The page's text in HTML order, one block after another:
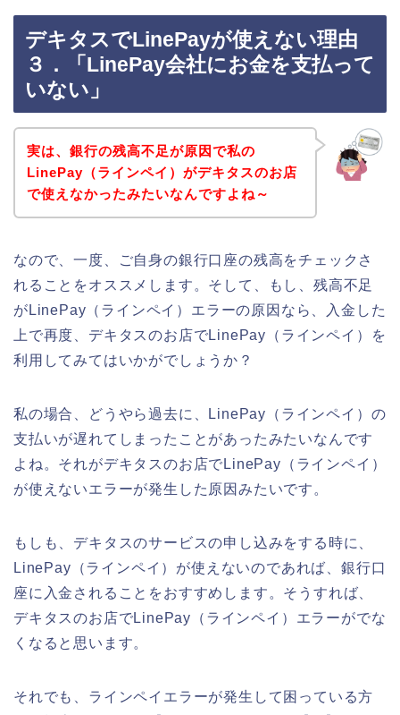
デキタスでLinePayが使えない理由
３．「LinePay会社にお金を支払って
いない」
実は、銀行の残高不足が原因で私の
LinePay（ラインペイ）がデキタスのお店
で使えなかったみたいなんですよね～
なので、一度、ご自身の銀行口座の残高をチェックさ
れることをオススメします。そして、もし、残高不足
がLinePay（ラインペイ）エラーの原因なら、入金した
上で再度、デキタスのお店でLinePay（ラインペイ）を
利用してみてはいかがでしょうか？
私の場合、どうやら過去に、LinePay（ラインペイ）の
支払いが遅れてしまったことがあったみたいなんです
よね。それがデキタスのお店でLinePay（ラインペイ）
が使えないエラーが発生した原因みたいです。
もしも、デキタスのサービスの申し込みをする時に、
LinePay（ラインペイ）が使えないのであれば、銀行口
座に入金されることをおすすめします。そうすれば、
デキタスのお店でLinePay（ラインペイ）エラーがでな
くなると思います。
それでも、ラインペイエラーが発生して困っている方